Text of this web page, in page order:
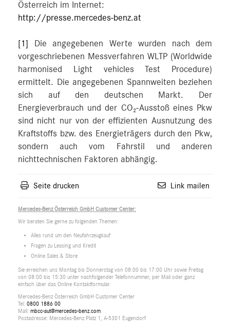
Österreich im Internet:
http://presse.mercedes-benz.at
[1]
Die angegebenen Werte wurden nach dem
vorgeschriebenen Messverfahren WLTP (Worldwide
harmonised Light vehicles Test Procedure)
ermittelt. Die angegebenen Spannweiten beziehen
sich auf den deutschen Markt. Der
Energieverbrauch und der CO₂-Ausstoß eines Pkw
sind nicht nur von der effizienten Ausnutzung des
Kraftstoffs bzw. des Energieträgers durch den Pkw,
sondern auch vom Fahrstil und anderen
nichttechnischen Faktoren abhängig.
Seite drucken Link mailen
Mercedes-Benz Österreich GmbH Customer Center:
Wir beraten Sie gerne zu folgenden Themen:
Alles rund um den Neufahrzeugkauf
Fragen zu Leasing und Kredit
Online Sales & Store
Sie erreichen uns Montag bis Donnerstag von 08:00 bis 17:00 Uhr sowie Freitag
von 08:00 bis 15:30 unter nachfolgender Telefonnummer, per Mail oder ganz
einfach über das Online Kontaktformular.
Mercedes-Benz Österreich GmbH Customer Center
Tel: 0800 1886 00
Mail: mbcc-aut@mercedes-benz.com
Postadresse: Mercedes-Benz Platz 1, A-5301 Eugendorf